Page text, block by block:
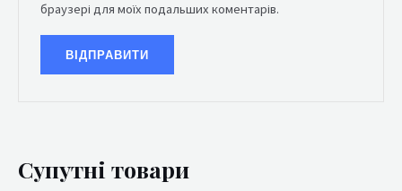
браузері для моїх подальших коментарів.
Супутні товари